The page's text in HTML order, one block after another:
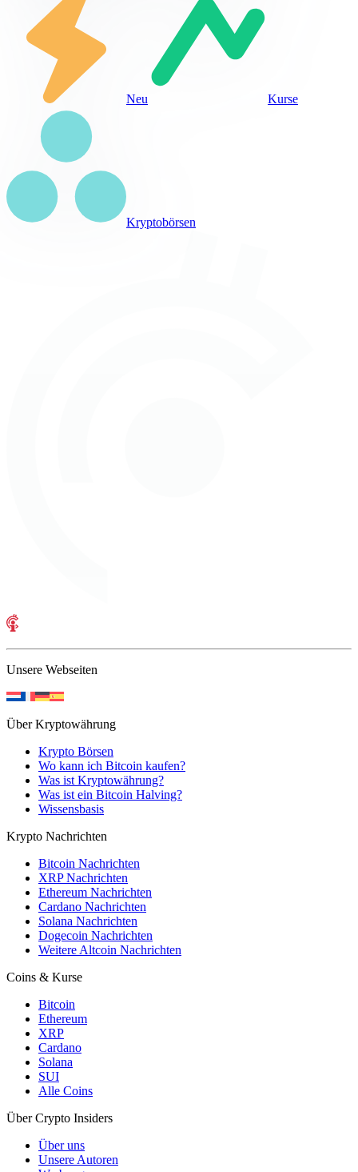
Neu Kurse
Kryptobörsen
Unsere Webseiten
Über Kryptowährung
Krypto Börsen
Wo kann ich Bitcoin kaufen?
Was ist Kryptowährung?
Was ist ein Bitcoin Halving?
Wissensbasis
Krypto Nachrichten
Bitcoin Nachrichten
XRP Nachrichten
Ethereum Nachrichten
Cardano Nachrichten
Solana Nachrichten
Dogecoin Nachrichten
Weitere Altcoin Nachrichten
Coins & Kurse
Bitcoin
Ethereum
XRP
Cardano
Solana
SUI
Alle Coins
Über Crypto Insiders
Über uns
Unsere Autoren